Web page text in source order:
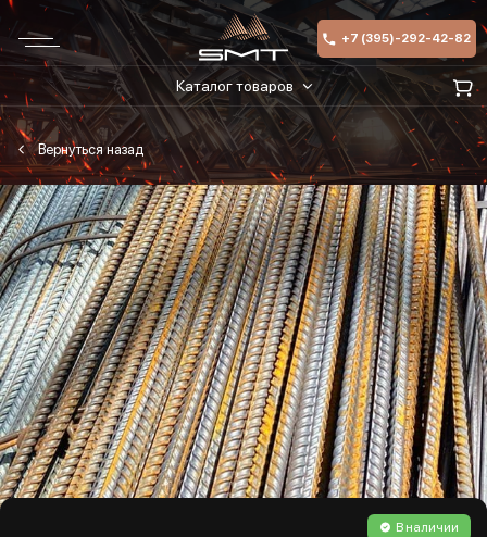
+7 (395)-292-42-82
Каталог товаров
В наличии